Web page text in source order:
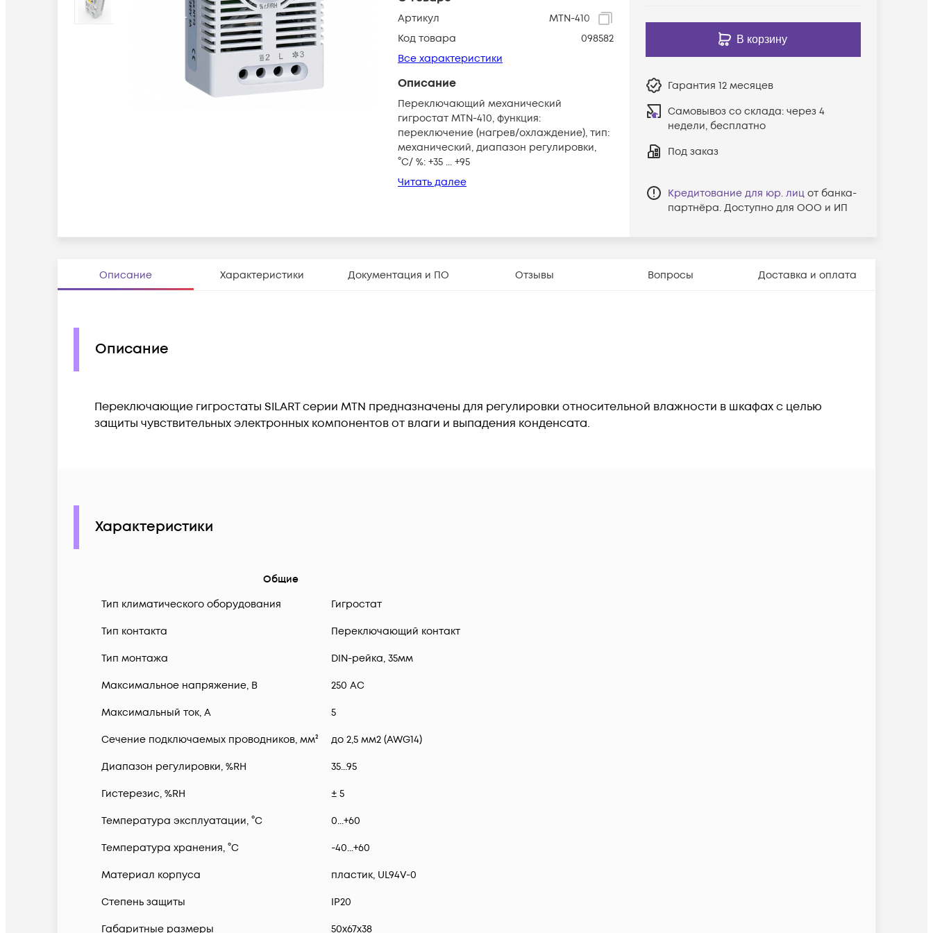
Артикул
MTN-410
Код товара
098582
Все характеристики
Описание
Переключающий механический
гигростат MTN-410, функция:
переключение (нагрев/охлаждение), тип:
механический, диапазон регулировки,
°С/ %: +35 ... +95
Читать далее
В корзину
Гарантия 12 месяцев
Самовывоз со склада: через 4
недели, бесплатно
Под заказ
Кредитование для юр. лиц от банка-
партнёра. Доступно для ООО и ИП
Описание Характеристики Документация и ПО Отзывы Вопросы Доставка и оплата
Описание
Переключающие гигростаты SILART серии MTN предназначены для регулировки относительной влажности в шкафах с целью
защиты чувствительных электронных компонентов от влаги и выпадения конденсата.
Характеристики
Общие
Тип климатического оборудования
Гигростат
Тип контакта Переключающий контакт
Тип монтажа DIN-рейка, 35мм
Максимальное напряжение, В 250 AC
Максимальный ток, А 5
Сечение подключаемых проводников, мм² до 2,5 мм2 (AWG14)
Диапазон регулировки, %RH 35...95
Гистерезис, %RH ± 5
Температура эксплуатации, °С 0...+60
Температура хранения, °С -40...+60
Материал корпуса пластик, UL94V-0
Степень защиты IP20
Габаритные размеры 50x67x38